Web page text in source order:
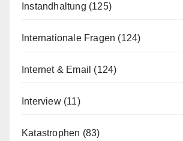
Instandhaltung (125)
Internationale Fragen (124)
Internet & Email (124)
Interview(11)
Katastrophen (83)